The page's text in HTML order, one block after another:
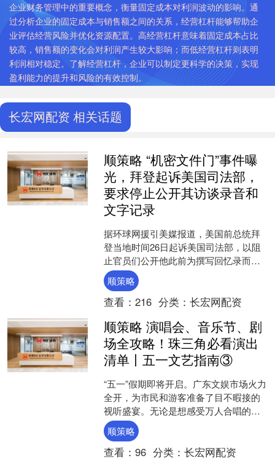
企业财务管理中的重要概念，衡量固定成本对利润波动的影响。通
过分析企业的固定成本与销售额之间的关系，经营杠杆能够帮助企
业评估经营风险并优化资源配置。高经营杠杆意味着固定成本占比
较高，销售额的变化会对利润产生较大影响；而低经营杠杆则表明
利润相对稳定。了解经营杠杆，企业可以制定更科学的决策，实现
盈利能力的提升和风险的有效控制。
长宏网配资 相关话题
顺策略 “机密文件门”事件曝
光，拜登起诉美国司法部，
要求停止公开其访谈录音和
文字记录
据环球网援引美媒报道，美国前总统拜
登当地时间26日起诉美国司法部，以阻
止官员们公开他此前为撰写回忆录而接
受访谈的录音和文字记录。 报道称，拜
登的律师指控美司法部....
顺策略
查看： 216 分类： 长宏网配资
顺策略 演唱会、音乐节、剧
场全攻略！珠三角必看演出
清单丨五一文艺指南③
“五一”假期即将开启。广东文娱市场火力
全开，为市民和游客准备了目不暇接的
视听盛宴。无论是想感受万人合唱的演
唱会热潮，还是想在山水间享受惬意的
音乐节，抑或是走进剧....
顺策略
查看： 96 分类： 长宏网配资